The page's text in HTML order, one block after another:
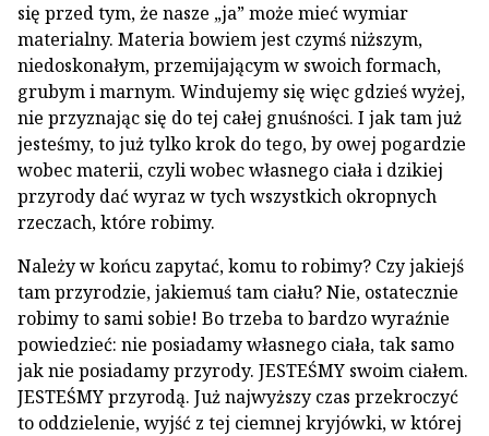
się przed tym, że nasze „ja” może mieć wymiar
materialny. Materia bowiem jest czymś niższym,
niedoskonałym, przemijającym w swoich formach,
grubym i marnym. Windujemy się więc gdzieś wyżej,
nie przyznając się do tej całej gnuśności. I jak tam już
jesteśmy, to już tylko krok do tego, by owej pogardzie
wobec materii, czyli wobec własnego ciała i dzikiej
przyrody dać wyraz w tych wszystkich okropnych
rzeczach, które robimy.
Należy w końcu zapytać, komu to robimy? Czy jakiejś
tam przyrodzie, jakiemuś tam ciału? Nie, ostatecznie
robimy to sami sobie! Bo trzeba to bardzo wyraźnie
powiedzieć: nie posiadamy własnego ciała, tak samo
jak nie posiadamy przyrody. JESTEŚMY swoim ciałem.
JESTEŚMY przyrodą. Już najwyższy czas przekroczyć
to oddzielenie, wyjść z tej ciemnej kryjówki, w której